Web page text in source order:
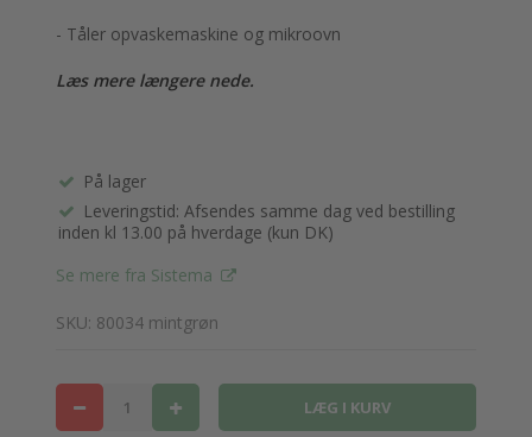
- Tåler opvaskemaskine og mikroovn
Læs mere længere nede.
På lager
Leveringstid: Afsendes samme dag ved bestilling
inden kl 13.00 på hverdage (kun DK)
Se mere fra Sistema
SKU: 80034 mintgrøn